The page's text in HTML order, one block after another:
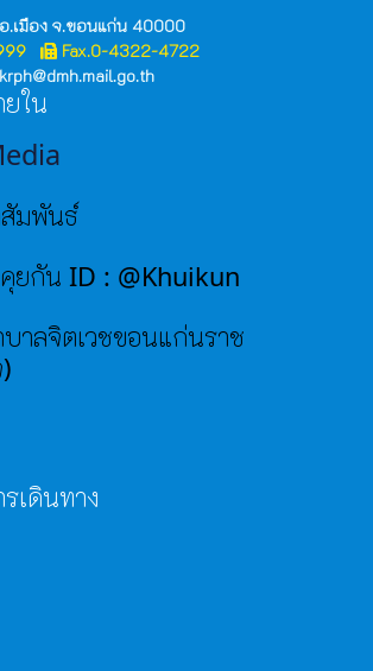
.เมือง จ.ขอนแก่น 40000
Fax.0-4322-4722
ใน
มพันธ์
ยกัน ID : @Khuikun
บาลจิตเวชขอนแก่นราช
เดินทาง